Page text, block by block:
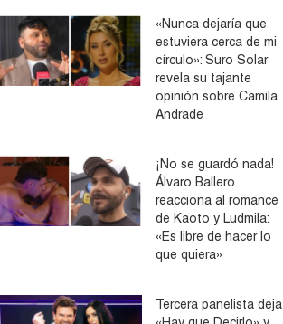
«Nunca dejaría que
estuviera cerca de mi
círculo»: Suro Solar
revela su tajante
opinión sobre Camila
Andrade
¡No se guardó nada!
Álvaro Ballero
reacciona al romance
de Kaoto y Ludmila:
«Es libre de hacer lo
que quiera»
Tercera panelista deja